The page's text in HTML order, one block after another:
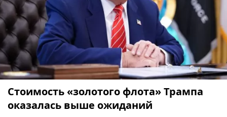
Стоимость «золотого флота» Трампа
оказалась выше ожиданий